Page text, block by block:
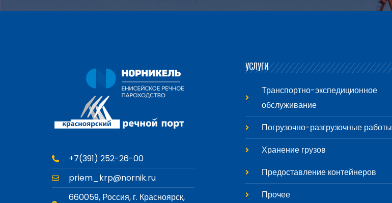
+7(391) 252-26-00
priem_krp@nornik.ru
660059, Россия, г. Красноярск,
УСЛУГИ
Транспортно-экспедиционное
обслуживание
Погрузочно-разгрузочные работы
Хранение грузов
Предоставление контейнеров
Прочее